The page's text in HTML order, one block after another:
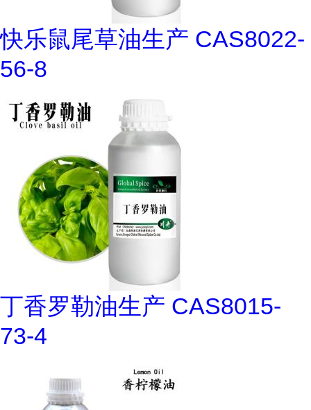
快乐鼠尾草油生产 CAS8022-
56-8
丁香罗勒油生产 CAS8015-
73-4